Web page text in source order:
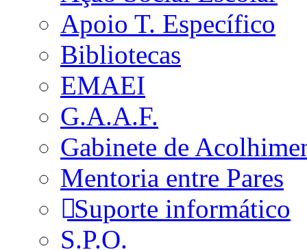
Apoio T. Específico
Bibliotecas
EMAEI
G.A.A.F.
Gabinete de
Mentoria entre Pares
Suporte informático
S.P.O.